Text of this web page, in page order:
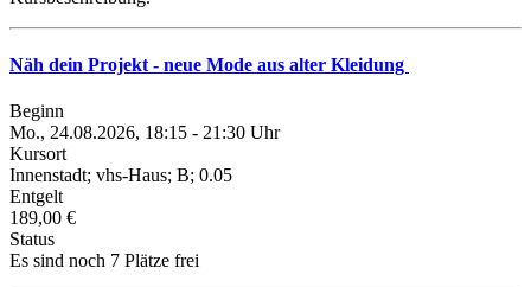
Näh dein Projekt - neue Mode aus alter Kleidung
Beginn
Mo., 24.08.2026, 18:15 - 21:30 Uhr
Kursort
Innenstadt; vhs-Haus; B; 0.05
Entgelt
189,00 €
Status
Es sind noch 7 Plätze frei